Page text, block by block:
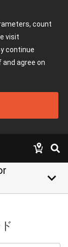
count
visit
continue
and agree on
keyboard_arrow_down